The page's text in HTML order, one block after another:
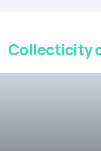
Collecticity